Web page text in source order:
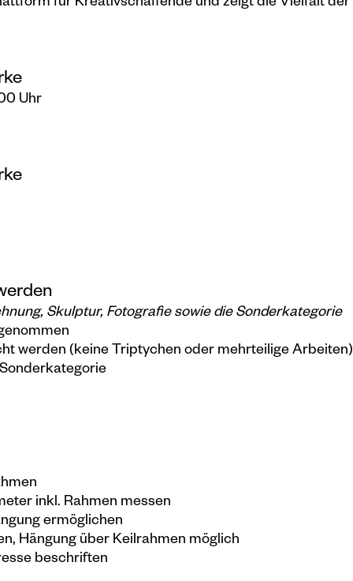
für Kreativschaffende und zeigt die Vielfalt der
Uhr
Skulptur, Fotografie sowie die Sonderkategorie
werden (keine Triptychen oder mehrteilige Arbeiten)
inkl. Rahmen messen
ermöglichen
Hängung über Keilrahmen möglich
beschriften